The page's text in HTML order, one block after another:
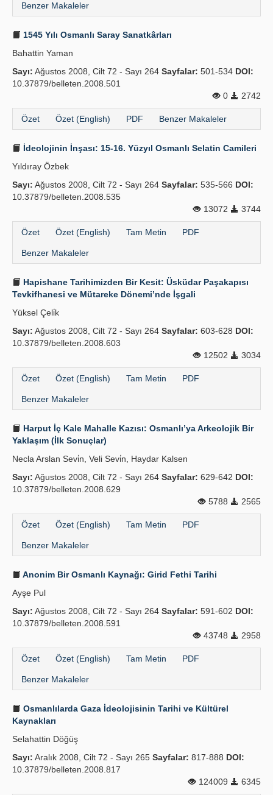
Benzer Makaleler
1545 Yılı Osmanlı Saray Sanatkârları
Bahattin Yaman
Sayı: Ağustos 2008, Cilt 72 - Sayı 264 Sayfalar: 501-534 DOI:
10.37879/belleten.2008.501
0
2742
Özet Özet (English) PDF Benzer Makaleler
İdeolojinin İnşası: 15-16. Yüzyıl Osmanlı Selatin Camileri
Yıldıray Özbek
Sayı: Ağustos 2008, Cilt 72 - Sayı 264 Sayfalar: 535-566 DOI:
10.37879/belleten.2008.535
13072
3744
Özet Özet (English) Tam Metin PDF
Benzer Makaleler
Hapishane Tarihimizden Bir Kesit: Üsküdar Paşakapısı
Tevkifhanesi ve Mütareke Dönemi’nde İşgali
Yüksel Çeli̇k
Sayı: Ağustos 2008, Cilt 72 - Sayı 264 Sayfalar: 603-628 DOI:
10.37879/belleten.2008.603
12502
3034
Özet Özet (English) Tam Metin PDF
Benzer Makaleler
Harput İç Kale Mahalle Kazısı: Osmanlı’ya Arkeolojik Bir
Yaklaşım (İlk Sonuçlar)
Necla Arslan Sevi̇n, Veli Sevi̇n, Haydar Kalsen
Sayı: Ağustos 2008, Cilt 72 - Sayı 264 Sayfalar: 629-642 DOI:
10.37879/belleten.2008.629
5788
2565
Özet Özet (English) Tam Metin PDF
Benzer Makaleler
Anonim Bir Osmanlı Kaynağı: Girid Fethi Tarihi
Ayşe Pul
Sayı: Ağustos 2008, Cilt 72 - Sayı 264 Sayfalar: 591-602 DOI:
10.37879/belleten.2008.591
43748
2958
Özet Özet (English) Tam Metin PDF
Benzer Makaleler
Osmanlılarda Gaza İdeolojisinin Tarihi ve Kültürel
Kaynakları
Selahattin Döğüş
Sayı: Aralık 2008, Cilt 72 - Sayı 265 Sayfalar: 817-888 DOI:
10.37879/belleten.2008.817
124009
6345